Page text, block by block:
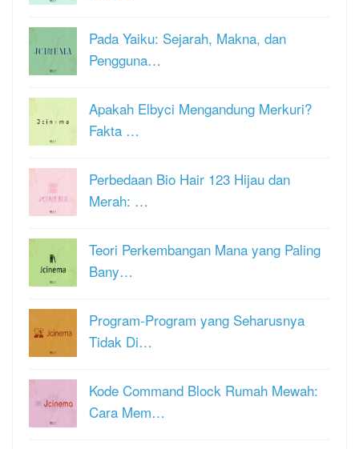
Pada Yaiku: Sejarah, Makna, dan
Pengguna…
Apakah Elbyci Mengandung Merkuri?
Fakta …
Perbedaan Bio Hair 123 Hijau dan
Merah: …
Teori Perkembangan Mana yang Paling
Bany…
Program-Program yang Seharusnya
Tidak Di…
Kode Command Block Rumah Mewah:
Cara Mem…